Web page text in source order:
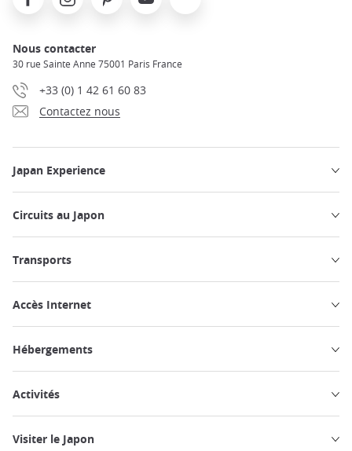
Nous contacter
30 rue Sainte Anne 75001 Paris France
+33 (0) 1 42 61 60 83
Contactez nous
Japan Experience
Circuits au Japon
Transports
Accès Internet
Hébergements
Activités
Visiter le Japon